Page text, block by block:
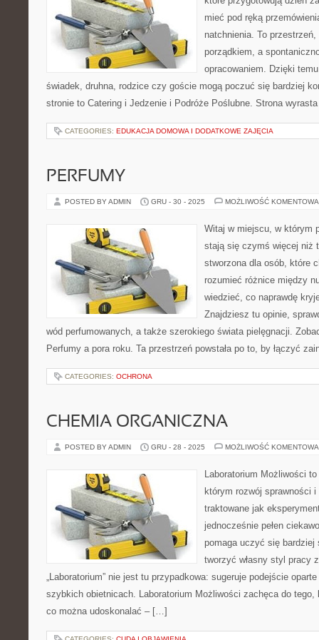
mieć pod ręką
natchnienia. To
porządkiem, a
opracowaniem. Dzięki
świadek, druhna, rodzice czy goście mogą poczuć się bardziej
stronie to Catering i Jedzenie i Podróże Poślubne. Strona
CATEGORIES: EDUKACJA DOMOWA I DODATKOWE ZAJĘCIA
PERFUMY
POSTED BY ADMIN GRU - 30 - 2025 MOŻLIWOŚĆ
Witaj w miejscu, w którym
stają się czymś więcej niż
stworzona dla osób, które
rozumieć różnice między
wiedzieć, co naprawdę
Znajdziesz tu opinie,
wód perfumowanych, a także szerokiego świata pielęgnacji.
Perfumy a pora roku. Ta przestrzeń powstała po to, by łączyć
CATEGORIES: OCHRONA
CHEMIA ORGANICZNA
POSTED BY ADMIN GRU - 28 - 2025 MOŻLIWOŚĆ
Laboratorium Możliwości
którym rozwój sprawności
traktowane jak
jednocześnie pełen
pomaga uczyć się bardziej
tworzyć własny styl pracy
„Laboratorium” nie jest tu przypadkowa: sugeruje podejście
szybkich obietnicach. Laboratorium Możliwości zachęca do
co można udoskonalać – […]